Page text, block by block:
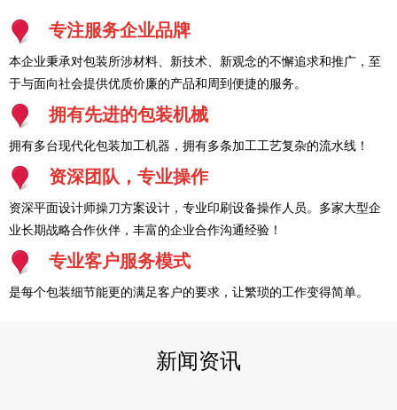
专注服务企业品牌
本企业秉承对包装所涉材料、新技术、新观念的不懈追求和推广，至
于与面向社会提供优质价廉的产品和周到便捷的服务。
拥有先进的包装机械
拥有多台现代化包装加工机器，拥有多条加工工艺复杂的流水线！
资深团队，专业操作
资深平面设计师操刀方案设计，专业印刷设备操作人员。多家大型企
业长期战略合作伙伴，丰富的企业合作沟通经验！
专业客户服务模式
是每个包装细节能更的满足客户的要求，让繁琐的工作变得简单。
新闻资讯